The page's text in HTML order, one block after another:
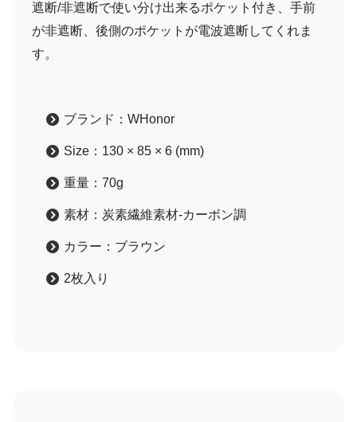
遮断/非遮断で使い分け出来るポケット付き、手前
が非遮断、後側のポケットが電波遮断してくれま
す。
ブランド：‎WHonor
Size：130 × 85 × 6 (mm)
重量：70g
素材：炭素繊維素材-カーボン調
カラー：ブラウン
2枚入り